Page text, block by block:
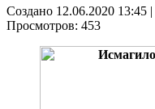
Создано 12.06.2020 13:45 |
Просмотров: 453